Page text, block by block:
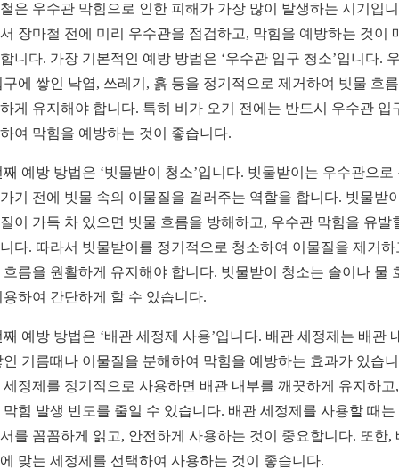
은 우수관 막힘으로 인한 피해가 가장 많이 발생하는 시기입
장마철 전에 미리 우수관을 점검하고, 막힘을 예방하는 것이
니다. 가장 기본적인 예방 방법은 ‘우수관 입구 청소’입니다.
구에 쌓인 낙엽, 쓰레기, 흙 등을 정기적으로 제거하여 빗물 흐
게 유지해야 합니다. 특히 비가 오기 전에는 반드시 우수관 입
여 막힘을 예방하는 것이 좋습니다.
째 예방 방법은 ‘빗물받이 청소’입니다. 빗물받이는 우수관으로
기 전에 빗물 속의 이물질을 걸러주는 역할을 합니다. 빗물받
이 가득 차 있으면 빗물 흐름을 방해하고, 우수관 막힘을 유발
다. 따라서 빗물받이를 정기적으로 청소하여 이물질을 제거하
흐름을 원활하게 유지해야 합니다. 빗물받이 청소는 솔이나 물
용하여 간단하게 할 수 있습니다.
째 예방 방법은 ‘배관 세정제 사용’입니다. 배관 세정제는 배관
인 기름때나 이물질을 분해하여 막힘을 예방하는 효과가 있습
세정제를 정기적으로 사용하면 배관 내부를 깨끗하게 유지하고
막힘 발생 빈도를 줄일 수 있습니다. 배관 세정제를 사용할 때는
를 꼼꼼하게 읽고, 안전하게 사용하는 것이 중요합니다. 또한,
맞는 세정제를 선택하여 사용하는 것이 좋습니다.